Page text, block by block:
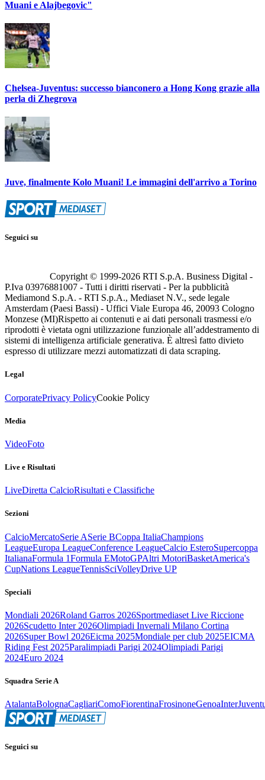
Muani e Alajbegovic"
Chelsea-Juventus: successo bianconero a Hong Kong grazie alla
perla di Zhegrova
Juve, finalmente Kolo Muani! Le immagini dell'arrivo a Torino
Seguici su
Copyright © 1999-2026 RTI S.p.A. Business Digital -
P.Iva 03976881007 - Tutti i diritti riservati - Per la pubblicità
Mediamond S.p.A. - RTI S.p.A., Mediaset N.V., sede legale
Amsterdam (Paesi Bassi) - Uffici Viale Europa 46, 20093 Cologno
Monzese (MI)Rispetto ai contenuti e ai dati personali trasmessi e/o
riprodotti è vietata ogni utilizzazione funzionale all’addestramento di
sistemi di intelligenza artificiale generativa. È altresì fatto divieto
espresso di utilizzare mezzi automatizzati di data scraping.
Legal
CorporatePrivacy PolicyCookie Policy
Media
VideoFoto
Live e Risultati
LiveDiretta CalcioRisultati e Classifiche
Sezioni
CalcioMercatoSerie ASerie BCoppa ItaliaChampions
LeagueEuropa LeagueConference LeagueCalcio EsteroSupercoppa
ItalianaFormula 1Formula EMotoGPAltri MotoriBasketAmerica's
CupNations LeagueTennisSciVolleyDrive UP
Speciali
Mondiali 2026Roland Garros 2026Sportmediaset Live Riccione
2026Scudetto Inter 2026Olimpiadi Invernali Milano Cortina
2026Super Bowl 2026Eicma 2025Mondiale per club 2025EICMA
Riding Fest 2025Paralimpiadi Parigi 2024Olimpiadi Parigi
2024Euro 2024
Squadra Serie A
AtalantaBolognaCagliariComoFiorentinaFrosinoneGenoaInter
Seguici su